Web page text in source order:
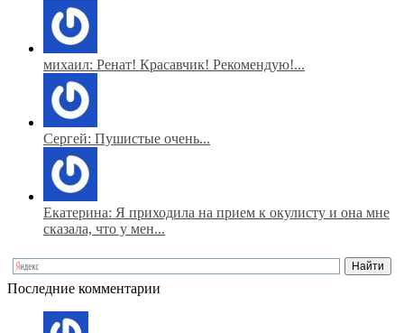
михаил: Ренат! Красавчик! Рекомендую!...
Сергей: Пушистые очень...
Екатерина: Я приходила на прием к окулисту и она мне
сказала, что у мен...
Последние комментарии